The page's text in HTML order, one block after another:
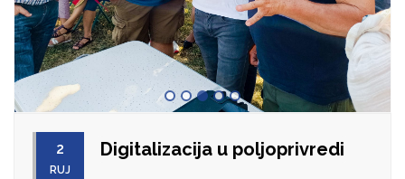
2
RUJ
Digitalizacija u poljoprivredi